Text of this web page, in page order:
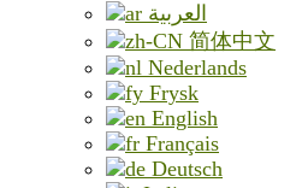
العربية
简体中文
Nederlands
Frysk
English
Français
Deutsch